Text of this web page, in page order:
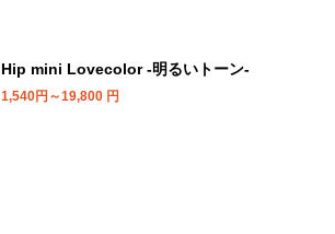
Hip mini Lovecolor -明るいトーン-
1,540円～19,800 円